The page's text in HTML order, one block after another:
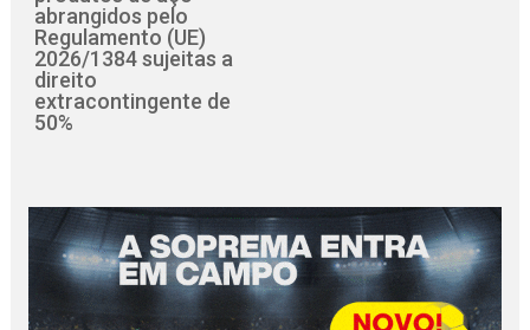
abrangidos pelo
Regulamento (UE)
2026/1384 sujeitas a
direito
extracontingente de
50%